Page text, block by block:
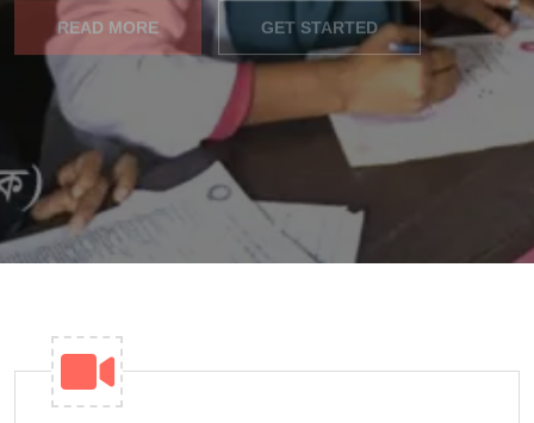
READ MORE GET STARTED